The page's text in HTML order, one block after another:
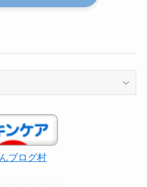
ブログ村